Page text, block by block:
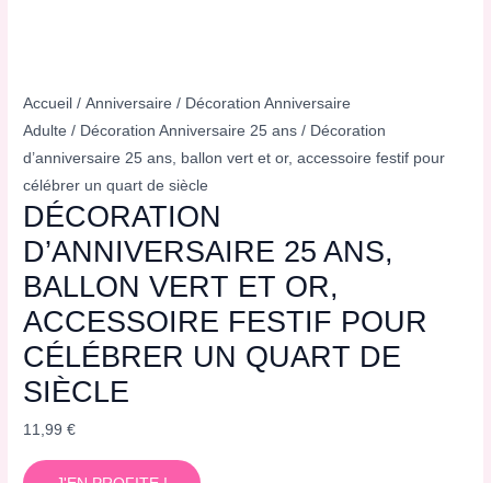
Accueil /Anniversaire / Décoration Anniversaire
Adulte / Décoration Anniversaire 25 ans / Décoration
d’anniversaire 25 ans, ballon vert et or, accessoire festif pour
célébrer un quart de siècle
DÉCORATION
D’ANNIVERSAIRE 25 ANS,
BALLON VERT ET OR,
ACCESSOIRE FESTIF POUR
CÉLÉBRER UN QUART DE
SIÈCLE
11,99€